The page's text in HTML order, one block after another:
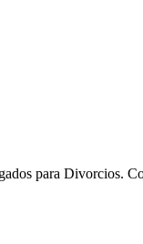
para Divorcios.